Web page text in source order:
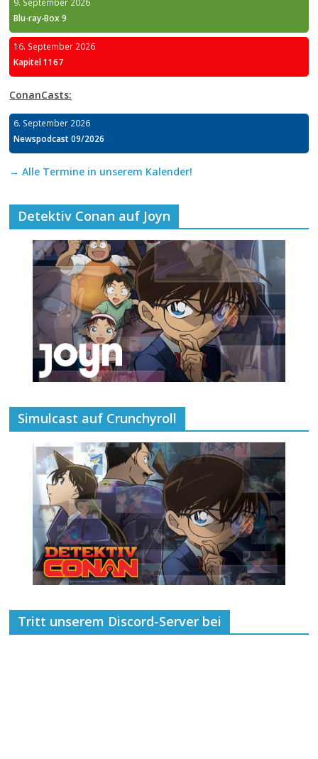
Blu-ray-Box 9
16. September 2026
Kapitel 1167
ConanCasts:
6. September 2026
Newspodcast 09/2026
→ Alle Termine in unserem Kalender!
Detektiv Conan auf Joyn
Simulcast auf Crunchyroll
Tritt unserem Discord-Server bei